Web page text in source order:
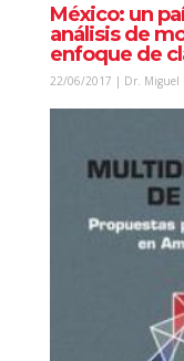
México: un
análisis de
enfoque de
22/06/2017 | Dr. Miguel